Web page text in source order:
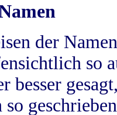
der
so
besser
so